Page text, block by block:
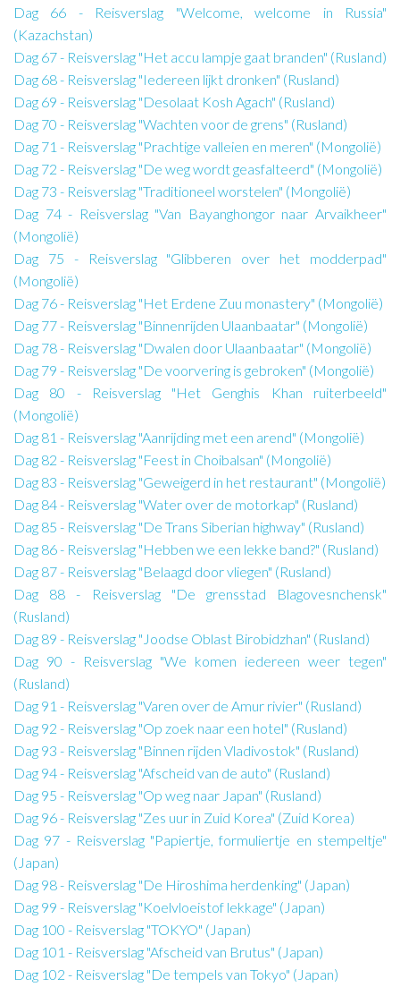
Dag 66 - Reisverslag "Welcome, welcome in Russia"
(Kazachstan)
Dag 67 - Reisverslag "Het accu lampje gaat branden" (Rusland)
Dag 68 - Reisverslag "Iedereen lijkt dronken" (Rusland)
Dag 69 - Reisverslag "Desolaat Kosh Agach" (Rusland)
Dag 70 - Reisverslag "Wachten voor de grens" (Rusland)
Dag 71 - Reisverslag "Prachtige valleien en meren" (Mongolië)
Dag 72 - Reisverslag "De weg wordt geasfalteerd" (Mongolië)
Dag 73 - Reisverslag "Traditioneel worstelen" (Mongolië)
Dag 74 - Reisverslag "Van Bayanghongor naar Arvaikheer"
(Mongolië)
Dag 75 - Reisverslag "Glibberen over het modderpad"
(Mongolië)
Dag 76 - Reisverslag "Het Erdene Zuu monastery" (Mongolië)
Dag 77 - Reisverslag "Binnenrijden Ulaanbaatar" (Mongolië)
Dag 78 - Reisverslag "Dwalen door Ulaanbaatar" (Mongolië)
Dag 79 - Reisverslag "De voorvering is gebroken" (Mongolië)
Dag 80 - Reisverslag "Het Genghis Khan ruiterbeeld"
(Mongolië)
Dag 81 - Reisverslag "Aanrijding met een arend" (Mongolië)
Dag 82 - Reisverslag "Feest in Choibalsan" (Mongolië)
Dag 83 - Reisverslag "Geweigerd in het restaurant" (Mongolië)
Dag 84 - Reisverslag "Water over de motorkap" (Rusland)
Dag 85 - Reisverslag "De Trans Siberian highway" (Rusland)
Dag 86 - Reisverslag "Hebben we een lekke band?" (Rusland)
Dag 87 - Reisverslag "Belaagd door vliegen" (Rusland)
Dag 88 - Reisverslag "De grensstad Blagovesnchensk"
(Rusland)
Dag 89 - Reisverslag "Joodse Oblast Birobidzhan" (Rusland)
Dag 90 - Reisverslag "We komen iedereen weer tegen"
(Rusland)
Dag 91 - Reisverslag "Varen over de Amur rivier" (Rusland)
Dag 92 - Reisverslag "Op zoek naar een hotel" (Rusland)
Dag 93 - Reisverslag "Binnen rijden Vladivostok" (Rusland)
Dag 94 - Reisverslag "Afscheid van de auto" (Rusland)
Dag 95 - Reisverslag "Op weg naar Japan" (Rusland)
Dag 96 - Reisverslag "Zes uur in Zuid Korea" (Zuid Korea)
Dag 97 - Reisverslag "Papiertje, formuliertje en stempeltje"
(Japan)
Dag 98 - Reisverslag "De Hiroshima herdenking" (Japan)
Dag 99 - Reisverslag "Koelvloeistof lekkage" (Japan)
Dag 100 - Reisverslag "TOKYO" (Japan)
Dag 101 - Reisverslag "Afscheid van Brutus" (Japan)
Dag 102 - Reisverslag "De tempels van Tokyo" (Japan)